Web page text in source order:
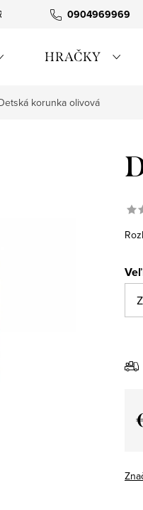
0904969969
expedícia Tovar
HRAČKY
korunka olivová